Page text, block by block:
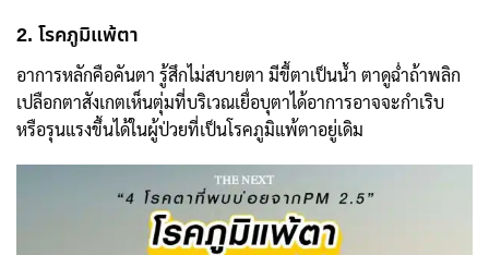
2. โรคภูมิแพ้ตา
อาการหลักคือคันตา รู้สึกไม่สบายตา มีขี้ตาเป็นน้ำ ตาดูฉ่ำถ้าพลิก
เปลือกตาสังเกตเห็นตุ่มที่บริเวณเยื่อบุตาได้อาการอาจจะกำเริบ
หรือรุนแรงขึ้นได้ในผู้ป่วยที่เป็นโรคภูมิแพ้ตาอยู่เดิม